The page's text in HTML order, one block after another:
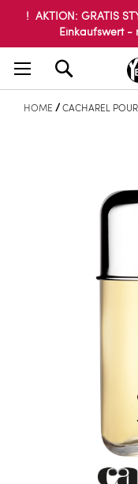
! AKTION: GRATIS
Einkaufswert -
HOME CACHAREL